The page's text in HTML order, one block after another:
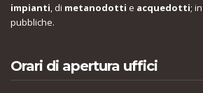
impianti, di metanodotti e acquedotti;
pubbliche.
Orari di apertura uffici